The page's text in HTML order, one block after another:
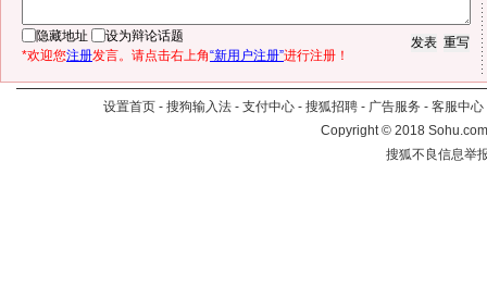
隐藏地址
设为辩论话题
*欢迎您注册发言。请点击右上角“新用户注册”进行注册！
设置首页 - 搜狗输入法 - 支付中心 - 搜狐招聘 - 广告服务 - 客服中心
Copyright©2018
搜狐不良信息举